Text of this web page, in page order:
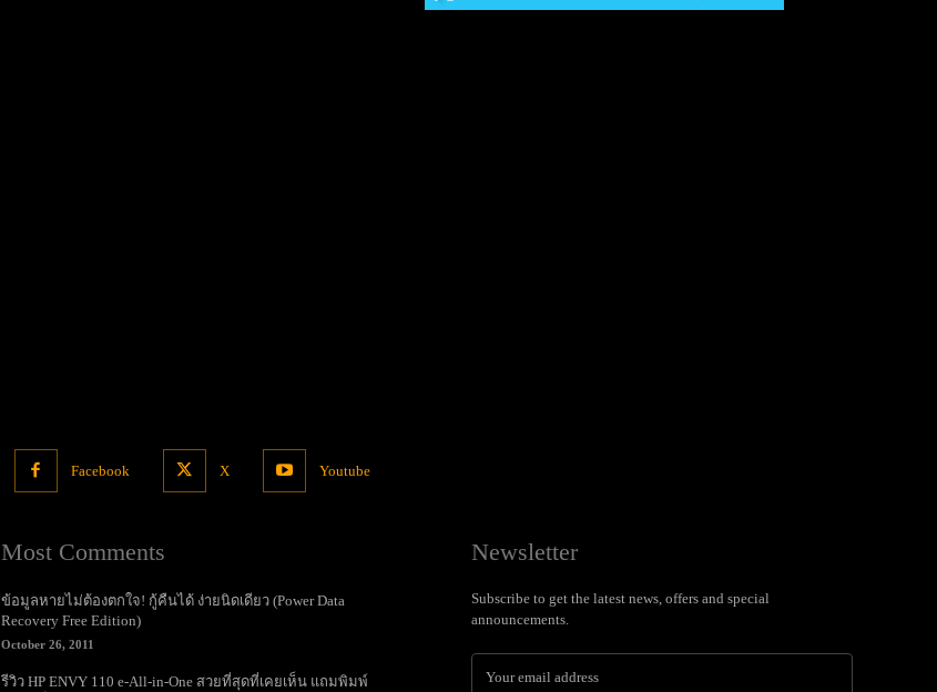
Facebook X Youtube
Most Comments
ข้อมูลหายไม่ต้องตกใจ! กู้คืนได้ ง่ายนิดเดียว (Power Data
Recovery Free Edition)
October 26, 2011
รีวิว HP ENVY 110 e-All-in-One สวยที่สุดที่เคยเห็น แถมพิมพ์
Newsletter
Subscribe to get the latest news, offers and special
announcements.